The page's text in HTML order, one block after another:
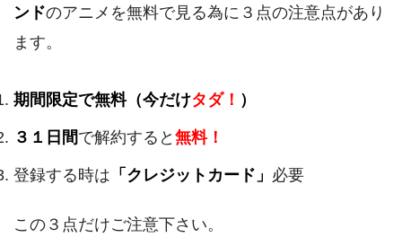
ンドのアニメを無料で見る為に３点の注意点があり
ます。
期間限定で無料（今だけタダ！ ）
３１日間で解約すると 無料！
登録する時は 「クレジットカード」 必要
この３点だけご注意下さい。